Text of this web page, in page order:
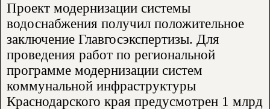
Проект модернизации системы
водоснабжения получил положительное
заключение Главгосэкспертизы. Для
проведения работ по региональной
программе модернизации систем
коммунальной инфраструктуры
Краснодарского края предусмотрен 1 млрд